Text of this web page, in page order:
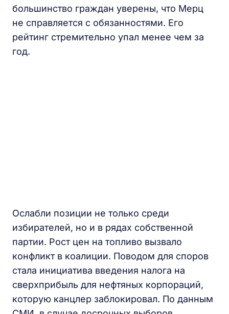
большинство граждан уверены, что Мерц
не справляется с обязанностями. Его
рейтинг стремительно упал менее чем за
год.
Ослабли позиции не только среди
избирателей, но и в рядах собственной
партии. Рост цен на топливо вызвало
конфликт в коалиции. Поводом для споров
стала инициатива введения налога на
сверхприбыль для нефтяных корпораций,
которую канцлер заблокировал. По данным